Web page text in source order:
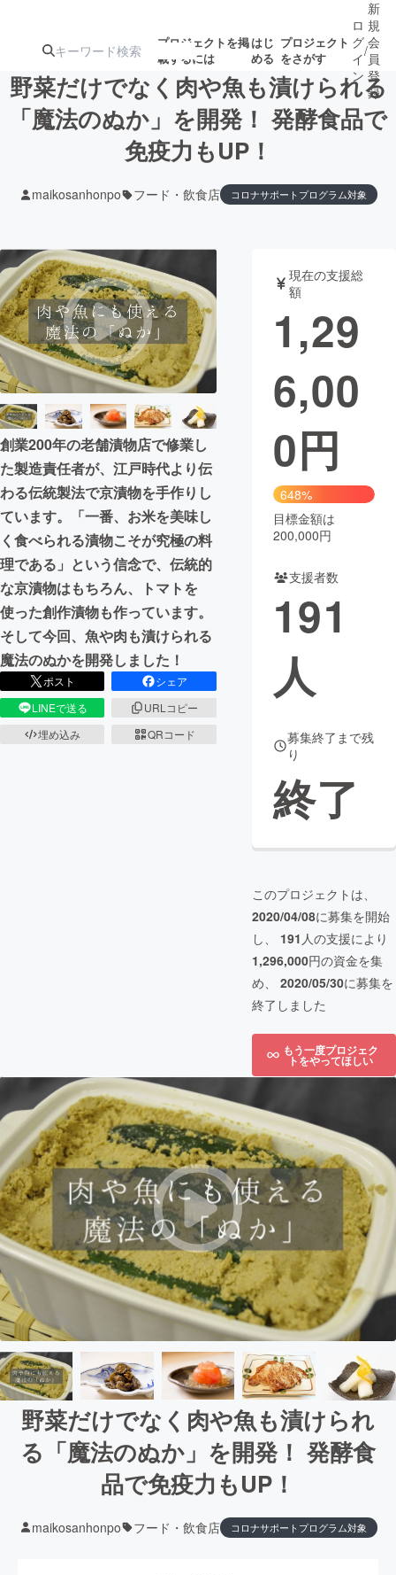
プロジェクトを掲
載するには
はじ
める
プロジェクト
をさがす
注目の新着プロ募集終了が近いプ
テクノロジー・ガジェット ゲーム・サ
映像・映画 書籍・雑誌
ビジネス・起業 チャレンジ
まちづくり・地域活性化
CAMPFIRE for Social Good
CAMPFIRE Creation
CAMPFIREふるさと納税
コミュニティ
ロ
グ
イ
ン
/
新
規
会
員
登
録
野菜だけでなく肉や魚も漬けられる
「魔法のぬか」を開発！ 発酵食品で
免疫力もUP！
maikosanhonpo フード・飲食店 コロナサポートプログラム対象
創業200年の老舗漬物店で修業し
た製造責任者が、江戸時代より伝
わる伝統製法で京漬物を手作りし
ています。「一番、お米を美味し
く食べられる漬物こそが究極の料
理である」という信念で、伝統的
な京漬物はもちろん、トマトを
使った創作漬物も作っています。
そして今回、魚や肉も漬けられる
魔法のぬかを開発しました！
ポスト
シェア
LINEで送る
URLコピー
埋め込み
QRコード
現在の支援総
額
1,29
6,00
0円
648%
目標金額は
200,000円
支援者数
191
人
募集終了まで残
り
終了
このプロジェクトは、
2020/04/08に募集を開始
し、 191 人の支援により
1,296,000円の資金を集
め、 2020/05/30に募集を
終了しました
もう一度プロジェク
トをやってほしい
野菜だけでなく肉や魚も漬けられ
る「魔法のぬか」を開発！ 発酵食
品で免疫力もUP！
maikosanhonpo フード・飲食店 コロナサポートプログラム対象